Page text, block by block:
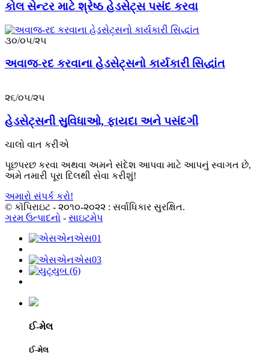
કોલ સેન્ટર માટે શ્રેષ્ઠ હેડસેટ્સ પસંદ કરવા
૩૦/૦૫/૨૫
અવાજ-રદ કરવાના હેડસેટ્સનો કાર્યકારી સિદ્ધાંત
૨૬/૦૫/૨૫
હેડસેટ્સની સુવિધાઓ, ફાયદા અને પસંદગી
ચાલો વાત કરીએ
પૂછપરછ કરવા અથવા અમને સંદેશ આપવા માટે આપનું સ્વાગત છે,
અમે તમારી પૂરા દિલથી સેવા કરીશું!
અમારો સંપર્ક કરો!
© કૉપિરાઇટ - ૨૦૧૦-૨૦૨૨ : સર્વાધિકાર સુરક્ષિત.
ગરમ ઉત્પાદનો - સાઇટમેપ
ઈ-મેલ
ઈ-મેલ